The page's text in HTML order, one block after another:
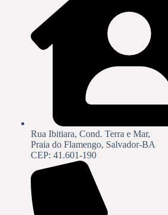
Rua Ibitiara, Cond. Terra e Mar,
Praia do Flamengo, Salvador-BA
CEP: 41.601-190